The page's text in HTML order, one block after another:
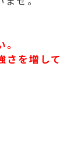
さを増して